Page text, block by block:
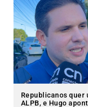
Republicanos quer
ALPB, e Hugo